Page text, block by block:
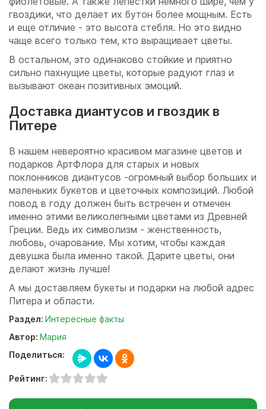
гвоздики, что делает их бутон более мощным. Есть
и еще отличие - это высота стебля. Но это видно
чаще всего только тем, кто выращивает цветы.
В остальном, это одинаково стойкие и приятно
сильно пахнущие цветы, которые радуют глаз и
вызывают океан позитивных эмоций.
Доставка диантусов и гвоздик в
Питере
В нашем невероятно красивом магазине цветов и
подарков АртФлора для старых и новых
поклонников диантусов -огромный выбор больших и
маленьких букетов и цветочных композиций. Любой
повод в году должен быть встречен и отмечен
именно этими великолепными цветами из Древней
Греции. Ведь их символизм - женственность,
любовь, очарование. Мы хотим, чтобы каждая
девушка была именно такой. Дарите цветы, они
делают жизнь лучше!
А мы доставляем букеты и подарки на любой адрес
Питера и области.
Раздел: Интересные факты
Автор: Мария
Поделиться:
Рейтинг: